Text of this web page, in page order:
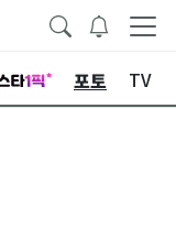
포토 TV